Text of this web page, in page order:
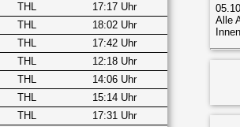
THL
17:17 Uhr
THL
18:02 Uhr
THL
17:42 Uhr
THL
12:18 Uhr
THL
14:06 Uhr
THL
15:14 Uhr
THL
17:31 Uhr
Alle